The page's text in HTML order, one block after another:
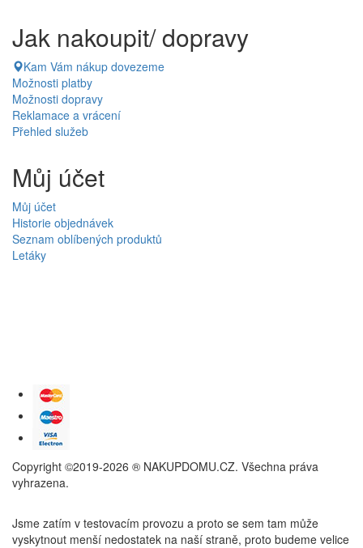
Jak nakoupit/ dopravy
Kam Vám nákup dovezeme
Možnosti platby
Možnosti dopravy
Reklamace a vrácení
Přehled služeb
Můj účet
Můj účet
Historie objednávek
Seznam oblíbených produktů
Letáky
Copyright ©2019-2026 ® NAKUPDOMU.CZ. Všechna práva
vyhrazena.
Jsme zatím v testovacím provozu a proto se sem tam může
vyskytnout menší nedostatek na naší straně, proto budeme velice